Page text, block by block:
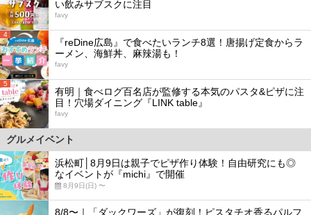
い飲みサブスクに注目
favy
4
『reDine広島』で食べたいランチ8選！唐揚げ定食からラ
ーメン、海鮮丼、麻辣湯も！
favy
5
有明｜食べログ百名店が監修する本気のパスタ&ピザに注
目！穴場ダイニング『LINK table』
favy
グルメイベント
浜松町│8月9日は親子でピザ作り体験！自由研究にも◎
なイベントが『michi』で開催
8月9日(日) 〜
8/8〜｜「ダックワーズ」が復刻！ピスタチオ香るパルフ